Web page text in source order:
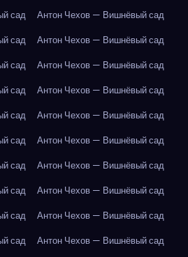
сад
Антон Чехов — Вишнёвый сад
сад
Антон Чехов — Вишнёвый сад
сад
Антон Чехов — Вишнёвый сад
сад
Антон Чехов — Вишнёвый сад
сад
Антон Чехов — Вишнёвый сад
сад
Антон Чехов — Вишнёвый сад
сад
Антон Чехов — Вишнёвый сад
сад
Антон Чехов — Вишнёвый сад
сад
Антон Чехов — Вишнёвый сад
сад
Антон Чехов — Вишнёвый сад